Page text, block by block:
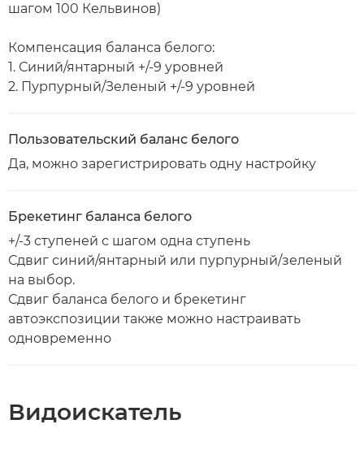
шагом 100 Кельвинов)
Компенсация баланса белого:
1. Синий/янтарный +/-9 уровней
2. Пурпурный/Зеленый +/-9 уровней
Пользовательский баланс белого
Да, можно зарегистрировать одну настройку
Брекетинг баланса белого
+/-3 ступеней с шагом одна ступень
Сдвиг синий/янтарный или пурпурный/зеленый
на выбор.
Сдвиг баланса белого и брекетинг
автоэкспозиции также можно настраивать
одновременно
Видоискатель